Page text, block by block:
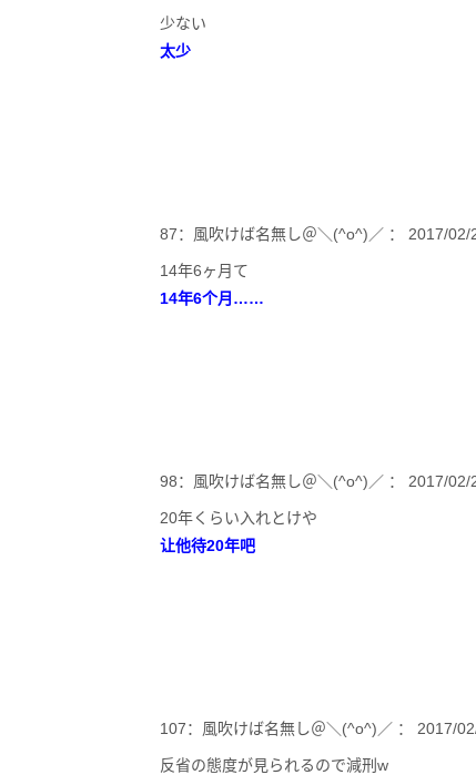
少ない
太少
87：風吹けば名無し＠＼(^o^)／ ： 2017/
14年6ヶ月て
14年6个月……
98：風吹けば名無し＠＼(^o^)／ ： 2017/
20年くらい入れとけや
让他待20年吧
107：風吹けば名無し＠＼(^o^)／ ： 2017/
反省の態度が見られるので減刑w